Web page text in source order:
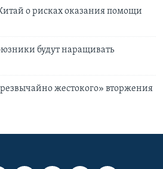
о рисках оказания помощи
будут наращивать
жестокого» вторжения